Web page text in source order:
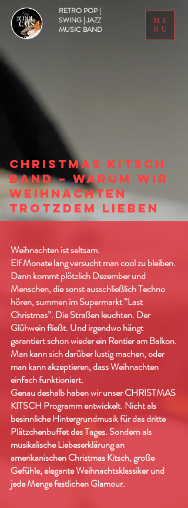
ME
NU
RETRO POP |
SWING | JAZZ
MUSIC BAND
CHRISTMAS KITSCH
BAND – WARUM WIR
WEIHNACHTEN
TROTZDEM LIEBEN
Weihnachten ist seltsam.
Elf Monate lang versucht man cool zu bleiben.
Dann kommt plötzlich Dezember und
Menschen, die sonst ausschließlich Techno
hören, summen im Supermarkt “Last
Christmas”. Die Straßen leuchten. Der
Glühwein fließt. Und irgendwo hängt
garantiert schon wieder ein Rentier am Balkon.
Man kann sich darüber lustig machen, oder
man kann akzeptieren, dass Weihnachten
einfach funktioniert.
Genau deshalb haben wir unser CHRISTMAS
KITSCH Programm entwickelt. Nicht als
besinnliche Hintergrundmusik für das dritte
Plätzchenbuffet des Tages. Sondern als
musikalische Liebeserklärung an
amerikanischen Christmas Kitsch, große
Gefühle, elegante Weihnachtsklassiker und
jede Menge festlichen Glamour.